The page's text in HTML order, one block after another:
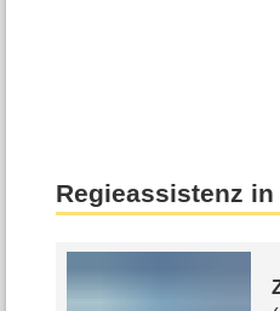
Regieassistenz in